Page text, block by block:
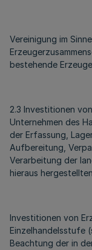
Vereinigung im
bestehende
2.3 Investitionen
Unternehmen des
der Erfassung,
Aufbereitung,
Verarbeitung der
hieraus
Investitionen von
Einzelhandelsstufe
Beachtung der in